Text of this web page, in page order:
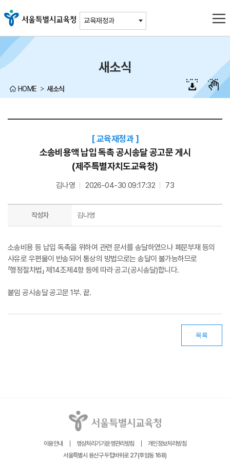
교육재정과
새소식
HOME 새소식
교육재정과
소송비용액 납입 독촉 공시송달 공고문 게시
(제주특별자치도교육청)
김나영 2026-04-30 09:17:32 73
작성자 김나영
소송비용 등 납입 독촉을 위하여 관련 문서를 송달하였으나 폐문부재 등의
사유로 우편물이 반송되어 통상의 방법으로는 송달이 불가능하므로
「행정절차법」 제14조제4항 등에 따라 공고(공시송달)합니다.
붙임 공시송달 공고문 1부. 끝.
목록
이용안내 영상처리기기운영관리방침
개인정보처리방침
서울특별시 용산구 두텁바위로 27(후암동 168)